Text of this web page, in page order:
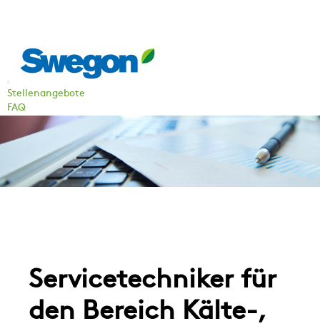
Stellenangebote
FAQ
Servicetechniker für
den Bereich Kälte-,